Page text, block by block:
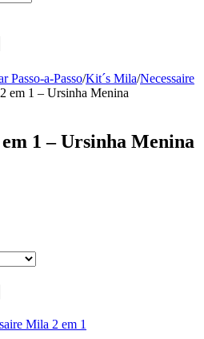
Passo-a-Passo/Kit´s Mila/Necessaire
em 1 – Ursinha Menina
1 – Ursinha Menina
Mila 2 em 1